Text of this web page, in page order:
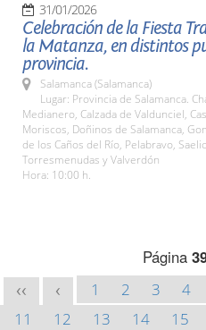
31/01/2026
Celebración de la Fiesta
la Matanza, en distintos
provincia.
Salamanca (Salamanca)
Lugar: Provincia de Salamanca.
Medianero, Calzada de Valdunciel,
Moriscos, Doñinos de Salamanca,
de los Caños del Río, Pelabravo,
Torresmenudas y Valverdón
Hora: 10:00 h.
Página
<< < 1 2 3 4
11
12 13 14 15